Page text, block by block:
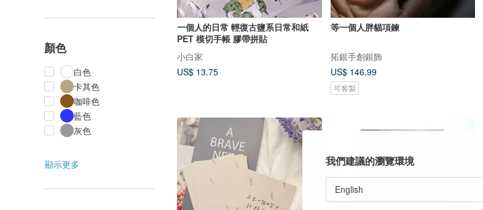
顏色
白色
卡其色
咖啡色
藍色
灰色
顯示更多
一個人的日常 輕復古鹽系日常和紙
PET 模切手帳 膠帶拼貼
小白家
US$ 13.75
等一個人胖貓項鍊
拓銀手創銀飾
US$ 146.99
可客製
我們建議的瀏覽環境